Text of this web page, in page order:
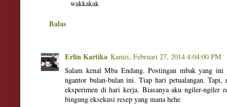
wakkakak
Balas
Erlin Kartika Kamis, Februari 27, 2014 4:04:00 PM
Salam kenal Mba Endang. Postingan mbak yang
ngantor bulan-bulan ini. Tiap hari petualangan. Tapi,
eksperimen di hari kerja. Biasanya aku ngiler-ngiler
bingung eksekusi resep yang mana hehe